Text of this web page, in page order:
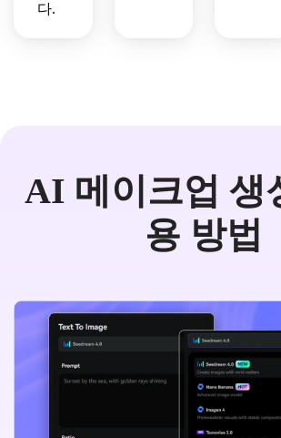
다.
AI 메이크업 생
용 방법